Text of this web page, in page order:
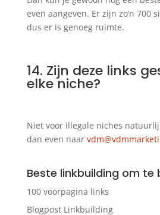
even aangeven. Er zijn zo’n 700
dus er is genoeg ruimte.
14. Zijn deze links
elke niche?
Niet voor illegale niches
dan even naar
Beste linkbuilding om te
100 voorpagina links
Blogpost Linkbuilding